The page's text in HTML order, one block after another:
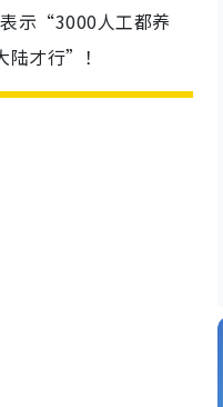
示“3000人工都养
才行”！